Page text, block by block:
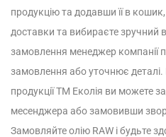
продукцію та додавши її в
доставки та вибираєте зручний
замовлення менеджер компанії
замовлення або уточнює деталі.
продукції ТМ Еколія ви можете
месенджера або замовивши
Замовляйте олію RAW і будьте